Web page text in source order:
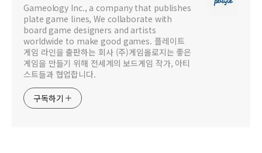
Gameology Inc., a company that publishes
plate game lines, We collaborate with
board game designers and artists
worldwide to make good games. 플레이트
게임 라인을 출판하는 회사 (주)게임올로지는 좋은
게임을 만들기 위해 전세계의 보드게임 작가, 아티
스트들과 협업합니다.
구독하기